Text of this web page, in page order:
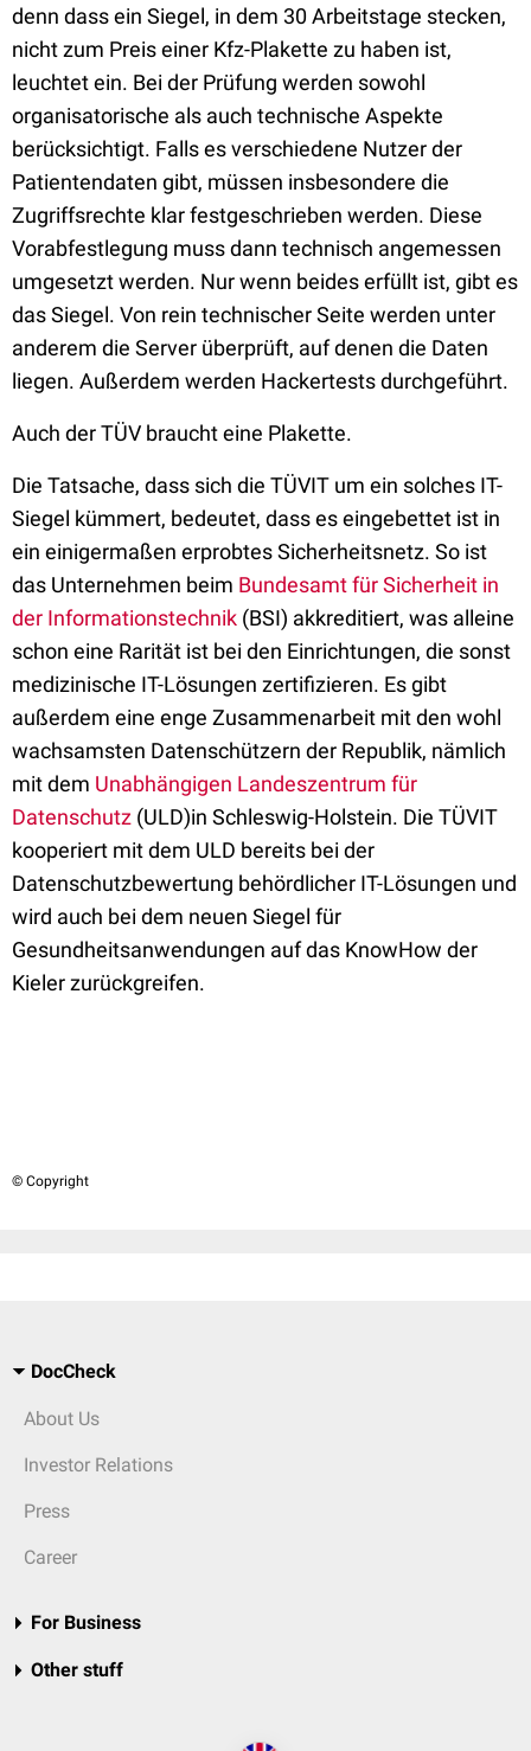
denn dass ein Siegel, in dem 30 Arbeitstage stecken,
nicht zum Preis einer Kfz-Plakette zu haben ist,
leuchtet ein. Bei der Prüfung werden sowohl
organisatorische als auch technische Aspekte
berücksichtigt. Falls es verschiedene Nutzer der
Patientendaten gibt, müssen insbesondere die
Zugriffsrechte klar festgeschrieben werden. Diese
Vorabfestlegung muss dann technisch angemessen
umgesetzt werden. Nur wenn beides erfüllt ist, gibt es
das Siegel. Von rein technischer Seite werden unter
anderem die Server überprüft, auf denen die Daten
liegen. Außerdem werden Hackertests durchgeführt.
Auch der TÜV braucht eine Plakette.
Die Tatsache, dass sich die TÜVIT um ein solches IT-
Siegel kümmert, bedeutet, dass es eingebettet ist in
ein einigermaßen erprobtes Sicherheitsnetz. So ist
das Unternehmen beim Bundesamt für Sicherheit in
der Informationstechnik (BSI) akkreditiert, was alleine
schon eine Rarität ist bei den Einrichtungen, die sonst
medizinische IT-Lösungen zertifizieren. Es gibt
außerdem eine enge Zusammenarbeit mit den wohl
wachsamsten Datenschützern der Republik, nämlich
mit dem Unabhängigen Landeszentrum für
Datenschutz (ULD)in Schleswig-Holstein. Die TÜVIT
kooperiert mit dem ULD bereits bei der
Datenschutzbewertung behördlicher IT-Lösungen und
wird auch bei dem neuen Siegel für
Gesundheitsanwendungen auf das KnowHow der
Kieler zurückgreifen.
© Copyright
DocCheck
About Us
Investor Relations
Press
Career
For Business
Other stuff